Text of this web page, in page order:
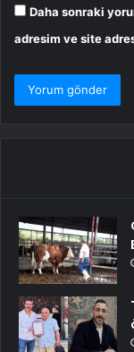
Daha sonraki
adresim ve site